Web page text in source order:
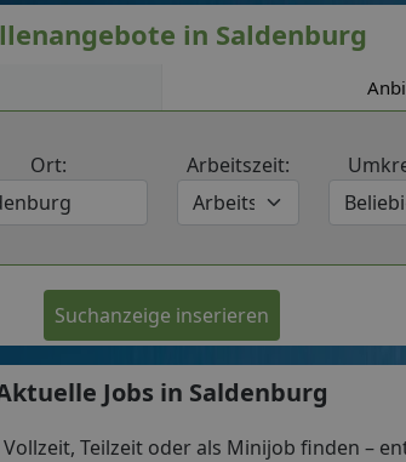
in Saldenburg
Ort: Arbeitszeit:
Suchanzeige inserieren
Jobs in Saldenburg
Teilzeit oder als Minijob finden –